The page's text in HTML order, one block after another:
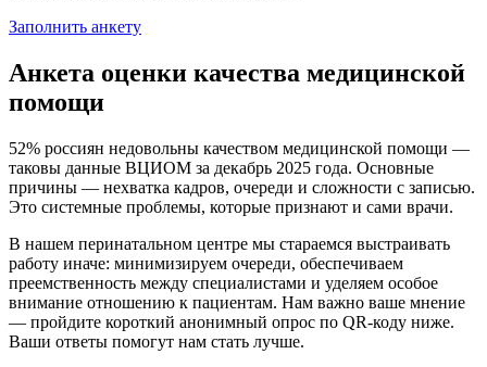
Заполнить анкету
Анкета оценки качества медицинской
помощи
52% россиян недовольны качеством медицинской помощи —
таковы данные ВЦИОМ за декабрь 2025 года. Основные
причины — нехватка кадров, очереди и сложности с записью.
Это системные проблемы, которые признают и сами врачи.
В нашем перинатальном центре мы стараемся выстраивать
работу иначе: минимизируем очереди, обеспечиваем
преемственность между специалистами и уделяем особое
внимание отношению к пациентам. Нам важно ваше мнение
— пройдите короткий анонимный опрос по QR-коду ниже.
Ваши ответы помогут нам стать лучше.